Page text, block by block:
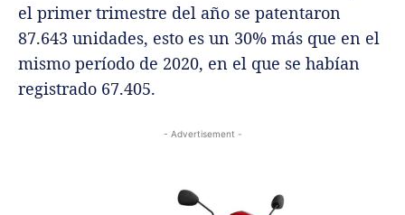
el primer trimestre del año se patentaron
87.643 unidades, esto es un 30% más que en el
mismo período de 2020, en el que se habían
registrado 67.405.
- Advertisement -